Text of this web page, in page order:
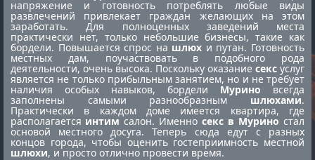
напряжение и готовность потреблять любые виды
развлечений привлекает граждан желающих на этом
заработать. Для полноценных заведений места
практически нет, только небольшие бизнесы, такие как
бордели. Повышается спрос на шлюх и путан. Готовность
местных дам, поучаствовать в подобного рода
деятельности, очень высока. Поскольку оказание секс услуг
является не только прибыльным занятием, но и не требует
наличия особых навыков, бордели Мурино всегда
заполнены самыми разнообразным шлюхами.
Практически в каждом доме имеется квартира, где
располагается интим салон. Именно секс в Мурино стал
основой местного досуга. Теперь сюда едут с разных
концов города, чтобы оценить гостеприимность местной
шлюхи, и просто отлично провести время.